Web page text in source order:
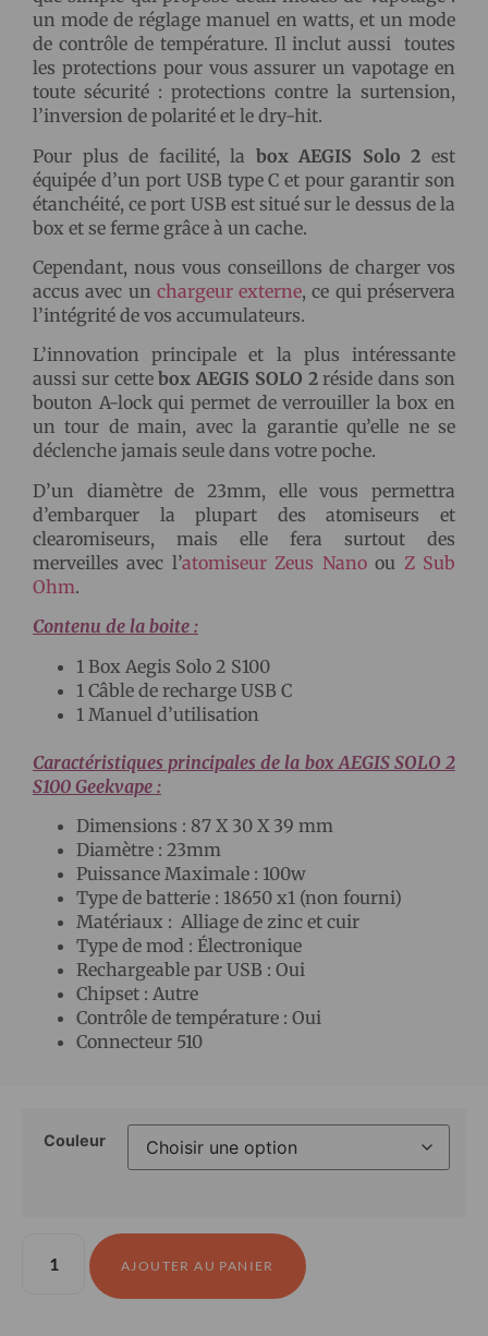
un mode de réglage manuel en watts, et un mode
de contrôle de température. Il inclut aussi toutes
les protections pour vous assurer un vapotage en
toute sécurité : protections contre la surtension,
l’inversion de polarité et le dry-hit.
Pour plus de facilité, la box AEGIS Solo 2 est
équipée d’un port USB type C et pour garantir son
étanchéité, ce port USB est situé sur le dessus de la
box et se ferme grâce à un cache.
Cependant, nous vous conseillons de charger vos
accus avec un chargeur externe, ce qui préservera
l’intégrité de vos accumulateurs.
L’innovation principale et la plus intéressante
aussi sur cettebox AEGIS SOLO 2réside dans son
bouton A-lock qui permet de verrouiller la box en
un tour de main, avec la garantie qu’elle ne se
déclenche jamais seule dans votre poche.
D’un diamètre de 23mm, elle vous permettra
d’embarquer la plupart des atomiseurs et
clearomiseurs, mais elle fera surtout des
merveilles avec l’atomiseur Zeus Nanoou Z Sub
Ohm.
Contenu de la boite :
1 Box Aegis Solo 2 S100
1 Câble de recharge USB C
1 Manuel d’utilisation
Caractéristiques principales de la box AEGIS SOLO 2
S100 Geekvape :
Dimensions : 87 X 30 X 39 mm
Diamètre : 23mm
Puissance Maximale : 100w
Type de batterie : 18650 x1 (non fourni)
Matériaux : Alliage de zinc et cuir
Type de mod : Électronique
Rechargeable par USB : Oui
Chipset : Autre
Contrôle de température : Oui
Connecteur 510
Couleur
AJOUTER AU PANIER